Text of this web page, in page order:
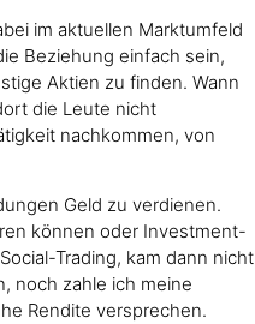
im aktuellen Marktumfeld
Beziehung einfach sein,
Aktien zu finden. Wann
die Leute nicht
nachkommen, von
Geld zu verdienen.
können oder Investment-
Trading, kam dann nicht
noch zahle ich meine
Rendite versprechen.